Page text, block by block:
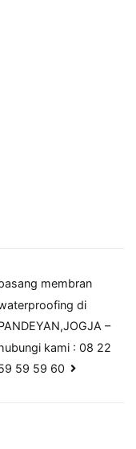
membran
di
–
kami : 08 22
59 59 60